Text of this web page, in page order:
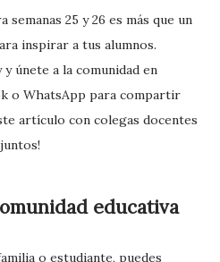
semanas 25 y 26 es más que un
inspirar a tus alumnos.
únete a la comunidad en
o WhatsApp para compartir
artículo con colegas docentes
educativa
o estudiante, puedes